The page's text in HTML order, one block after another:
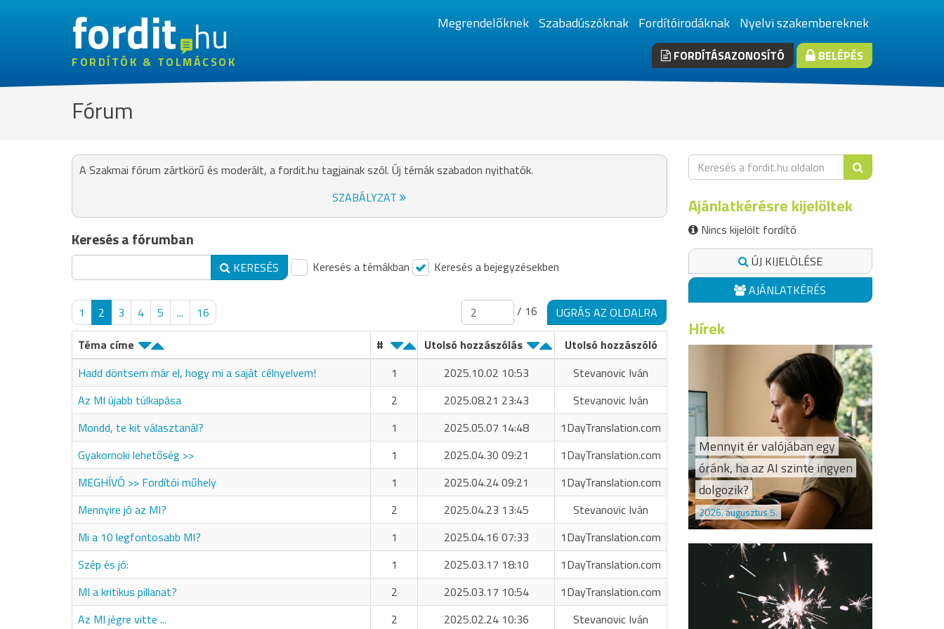
fordithu
FORDÍTÓK & TOLMÁCSOK
Megrendelőknek Szabadúszóknak Fordítóirodáknak Nyelvi szakembereknek
FORDÍTÁSAZONOSÍTÓ BELÉPÉS
Fórum
A Szakmai fórum zártkörű és moderált, a fordit.hu tagjainak szól. Új témák szabadon nyithatók.
SZABÁLYZAT
Keresés a fórumban
KERESÉS Keresés a témákban Keresés a bejegyzésekben
1 2 3 4 5 ... 16 / 16
UGRÁS AZ OLDALRA
Téma címe
# Utolsó hozzászólás
Utolsó hozzászóló
Hadd döntsem már el, hogy mi a saját célnyelvem!
1 2025.10.02 10:53
Stevanovic Iván
Az MI újabb túlkapása
2 2025.08.21 23:43
Stevanovic Iván
Mondd, te kit választanál?
1 2025.05.07 14:48
1DayTranslation.com
Gyakornoki lehetőség >>
1 2025.04.30 09:21
1DayTranslation.com
MEGHÍVÓ >> Fordítói műhely
1 2025.04.24 09:21
1DayTranslation.com
Mennyire jó az MI?
2 2025.04.23 13:45
Stevanovic Iván
Mi a 10 legfontosabb MI?
1 2025.04.16 07:33
1DayTranslation.com
Szép és jó:
1 2025.03.17 18:10
1DayTranslation.com
MI a kritikus pillanat?
2 2025.03.17 10:54
1DayTranslation.com
Az MI jégre vitte ...
2 2025.02.24 10:36 Stevanovic Iván
Ajánlatkérésre kijelöltek
Nincs kijelölt fordító
ÚJ KIJELÖLÉSE
AJÁNLATKÉRÉS
Hírek
Mennyit ér valójában egy
óránk, ha az AI szinte ingyen
dolgozik?
2026. augusztus 5.